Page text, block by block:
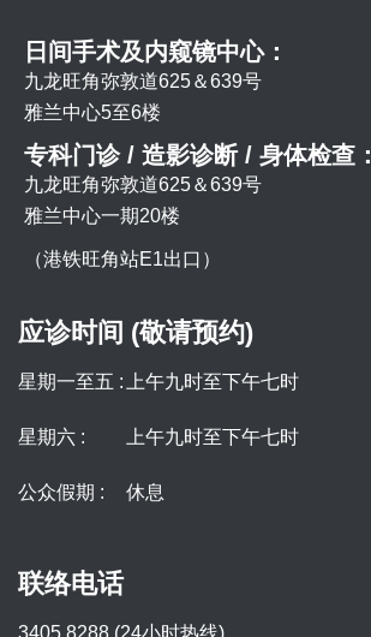
日间手术及内窥镜中心：
九龙旺角弥敦道625＆639号
雅兰中心5至6楼
专科门诊 / 造影诊断 / 身体检查：
九龙旺角弥敦道625＆639号
雅兰中心一期20楼
（港铁旺角站E1出口）
应诊时间 (敬请预约)
星期一至五 : 上午九时至下午七时
星期六 : 上午九时至下午七时
公众假期 : 休息
联络电话